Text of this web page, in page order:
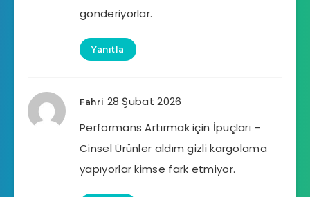
gönderiyorlar.
Yanıtla
Fahri 28 Şubat 2026
Performans Artırmak için İpuçları –
Cinsel Ürünler aldım gizli kargolama
yapıyorlar kimse fark etmiyor.